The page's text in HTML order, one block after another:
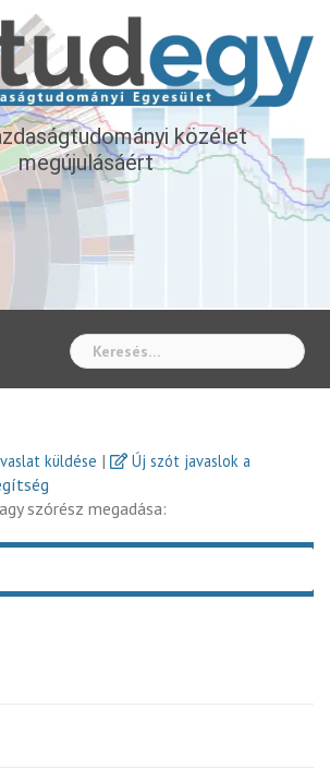
közélet
megújulásáért
küldése |
Új szót javaslok a
szórész megadása: